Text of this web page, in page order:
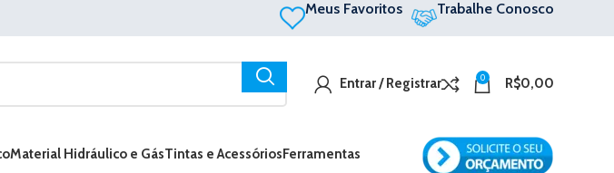
Meus Favoritos Trabalhe Conosco
Entrar / Registrar 0 R$0,00
Material Hidráulico e GásTintas e AcessóriosFerramentas